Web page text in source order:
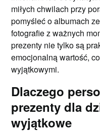
miłych chwilach przy
pomyśleć o albumach
fotografie z ważnych
prezenty nie tylko są
emocjonalną wartość,
wyjątkowymi.
Dlaczego
prezenty dla
wyjątkowe